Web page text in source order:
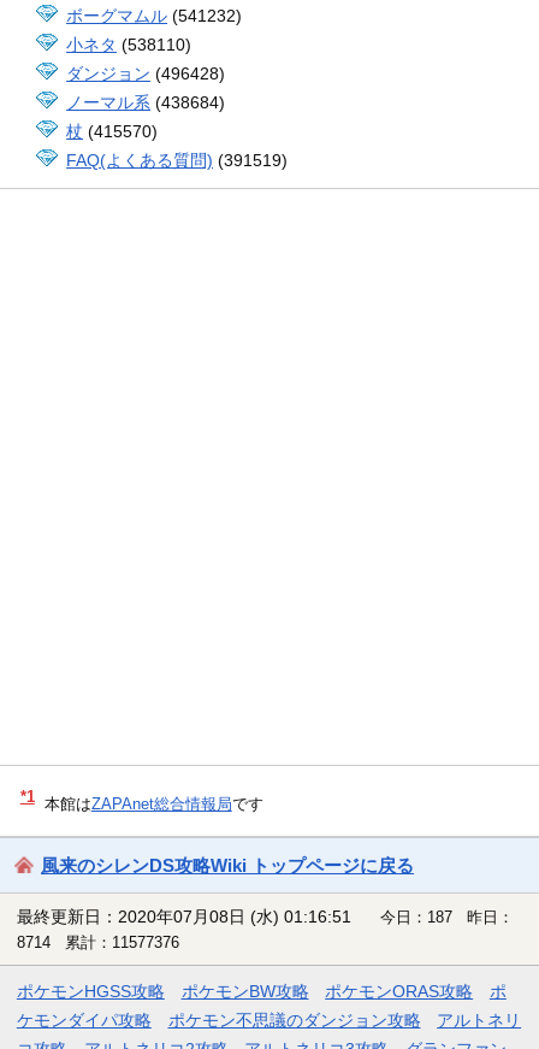
ボーグマムル (541232)
小ネタ (538110)
ダンジョン (496428)
ノーマル系 (438684)
杖 (415570)
FAQ(よくある質問) (391519)
*1 本館はZAPAnet総合情報局です
風来のシレンDS攻略Wiki トップページに戻る
最終更新日：2020年07月08日 (水) 01:16:51
今日：187 昨日：
8714 累計：11577376
ポケモンHGSS攻略 ポケモンBW攻略 ポケモンORAS攻略
ポ
ケモンダイパ攻略
ポケモン不思議のダンジョン攻略
アルトネリ